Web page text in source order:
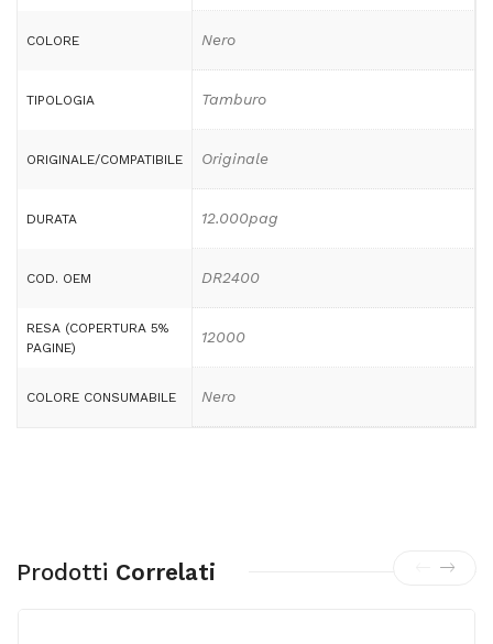
COLORE Nero
TIPOLOGIA Tamburo
ORIGINALE/COMPATIBILE Originale
DURATA 12.000pag
COD. OEM DR2400
RESA (COPERTURA 5%
PAGINE)
12000
COLORE CONSUMABILE Nero
Prodotti Correlati